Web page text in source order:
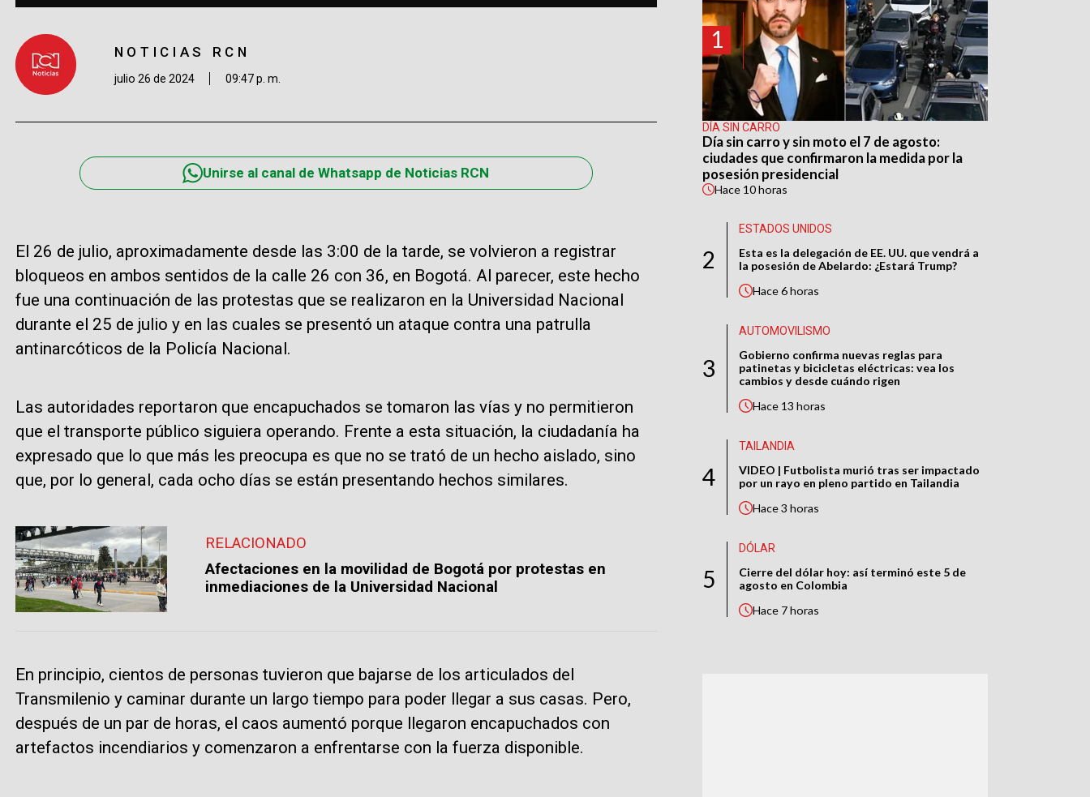
NOTICIAS RCN
julio 26 de 2024 09:47 p. m.
Unirse al canal de Whatsapp de Noticias RCN
El 26 de julio, aproximadamente desde las 3:00 de la tarde, se volvieron a registrar
bloqueos en ambos sentidos de la calle 26 con 36, en Bogotá. Al parecer, este hecho
fue una continuación de las protestas que se realizaron en la Universidad Nacional
durante el 25 de julio y en las cuales se presentó un ataque contra una patrulla
antinarcóticos de la Policía Nacional.
Las autoridades reportaron que encapuchados se tomaron las vías y no permitieron
que el transporte público siguiera operando. Frente a esta situación, la ciudadanía ha
expresado que lo que más les preocupa es que no se trató de un hecho aislado, sino
que, por lo general, cada ocho días se están presentando hechos similares.
RELACIONADO
Afectaciones en la movilidad de Bogotá por protestas en
inmediaciones de la Universidad Nacional
En principio, cientos de personas tuvieron que bajarse de los articulados del
Transmilenio y caminar durante un largo tiempo para poder llegar a sus casas. Pero,
después de un par de horas, el caos aumentó porque llegaron encapuchados con
artefactos incendiarios y comenzaron a enfrentarse con la fuerza disponible.
1
DÍA SIN CARRO
Día sin carro y sin moto el 7 de agosto:
ciudades que confirmaron la medida por la
posesión presidencial
Hace 10 horas
2
ESTADOS UNIDOS
Esta es la delegación de EE. UU. que vendrá a
la posesión de Abelardo: ¿Estará Trump?
Hace6 horas
3
AUTOMOVILISMO
Gobierno confirma nuevas reglas para
patinetas y bicicletas eléctricas: vea los
cambios y desde cuándo rigen
Hace 13 horas
4
TAILANDIA
VIDEO | Futbolista murió tras ser impactado
por un rayo en pleno partido en Tailandia
Hace3 horas
5
DÓLAR
Cierre del dólar hoy: así terminó este 5 de
agosto en Colombia
Hace 7 horas